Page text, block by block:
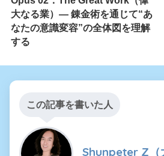
大なる業）― 錬金術を通じて“あ
なたの意識変容”の全体図を理解
する
この記事を書いた人
Shunpeter Z（